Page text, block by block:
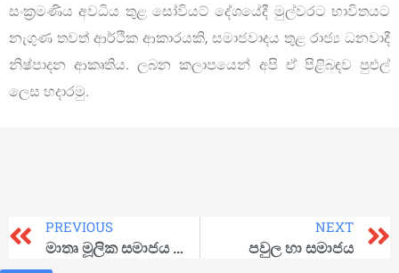
සංක්‍රමණිය අවධිය තුළ සෝවියට් දේශයේදී මුල්වරට භාවිතයට
නැගුණ තවත් ආර්ථික ආකාරයකි, සමාජවාදය තුළ රාජ්‍ය ධනවාදී
නිෂ්පාදන ආකෘතිය. ලබන කලාපයෙන් අපි ඒ පිළිබඳව පුළුල්
ලෙස හදාරමු.
PREVIOUS
මාතෘ මූලික සමාජය වෙනස් වෙයි…!
NEXT
පවුල හා සමාජය